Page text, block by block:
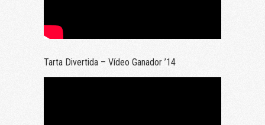
Tarta Divertida – Vídeo Ganador ’14